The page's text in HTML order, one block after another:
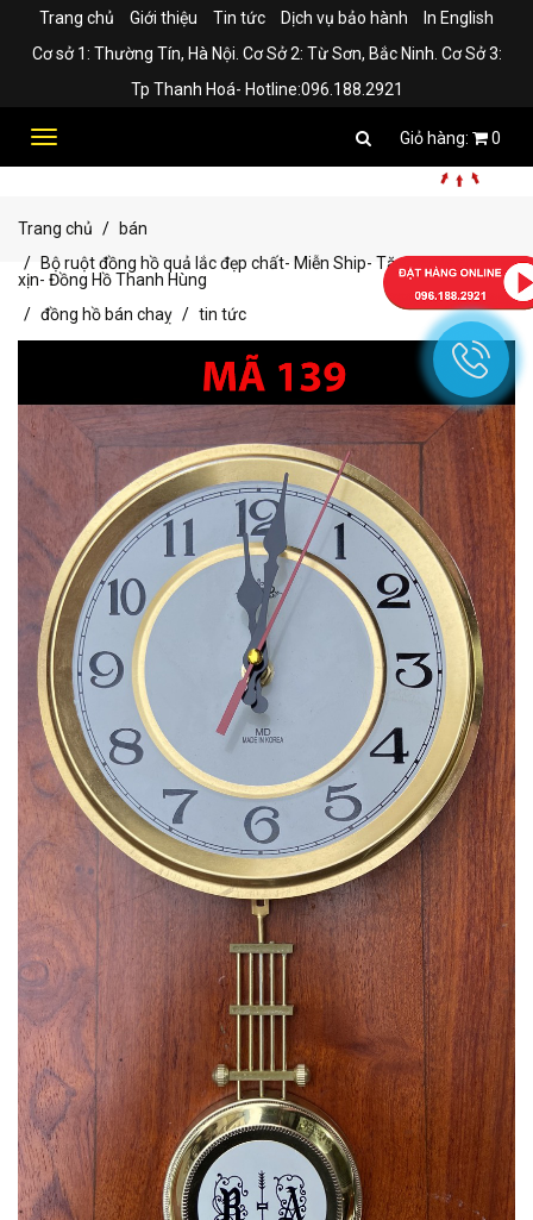
Trang chủ Giới thiệu Tin tức Dịch vụ bảo hành
In English
Cơ sở 1: Thường Tín, Hà Nội. Cơ Sở 2: Từ Sơn, Bắc Ninh. Cơ Sở 3:
Tp Thanh Hoá- Hotline:096.188.2921
Toggle
0
Trang chủ
bán
Bộ ruột đồng hồ quả lắc đẹp chất- Miễn Ship- Tặng kèm pin
xịn- Đồng Hồ Thanh Hùng
đồng hồ bán chaỵ
tin tức